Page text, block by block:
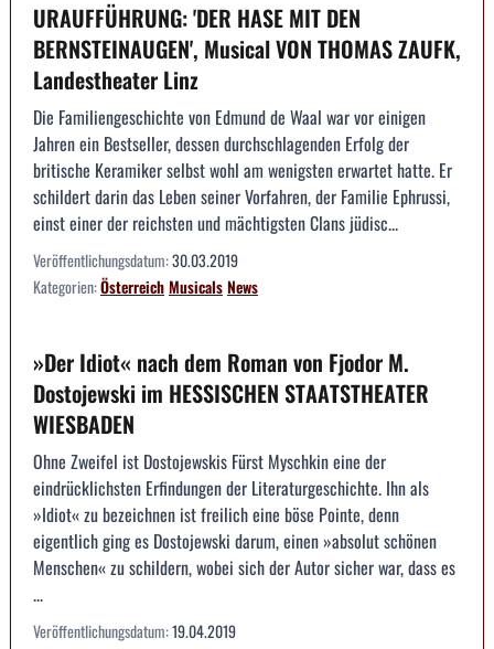
URAUFFÜHRUNG: 'DER HASE MIT DEN
BERNSTEINAUGEN', Musical VON THOMAS ZAUFK,
Landestheater Linz
Die Familiengeschichte von Edmund de Waal war vor einigen
Jahren ein Bestseller, dessen durchschlagenden Erfolg der
britische Keramiker selbst wohl am wenigsten erwartet hatte. Er
schildert darin das Leben seiner Vorfahren, der Familie Ephrussi,
einst einer der reichsten und mächtigsten Clans jüdisc...
Veröffentlichungsdatum:30.03.2019
Kategorien:ÖsterreichMusicalsNews
»Der Idiot« nach dem Roman von Fjodor M.
Dostojewski im HESSISCHEN STAATSTHEATER
WIESBADEN
Ohne Zweifel ist Dostojewskis Fürst Myschkin eine der
eindrücklichsten Erfindungen der Literaturgeschichte. Ihn als
»Idiot« zu bezeichnen ist freilich eine böse Pointe, denn
eigentlich ging es Dostojewski darum, einen »absolut schönen
Menschen« zu schildern, wobei sich der Autor sicher war, dass es
...
Veröffentlichungsdatum:19.04.2019